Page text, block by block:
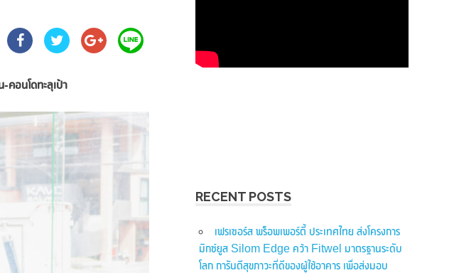
คอนโดทะลุเป้า
RECENT POSTS
เฟรเซอร์ส พร็อพเพอร์ตี้ ประเทศไทย ส่งโครงการ
มิกซ์ยูส Silom Edge คว้า Fitwel มาตรฐานระดับ
โลก การันตีสุขภาวะที่ดีของผู้ใช้อาคาร เพื่อส่งมอบ